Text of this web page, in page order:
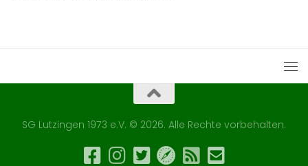
SG Lutzingen 1973 e.V. © 2026. Alle Rechte vorbehalten.